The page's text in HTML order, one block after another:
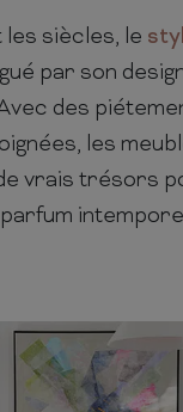
siècles, le
par son
des
les
vrais trésors